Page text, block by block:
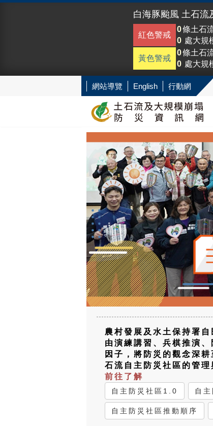
白海豚颱風 土石流
紅色警戒
0條土石
0 處大規
黃色警戒
0條土石
0 處大規
網站導覽 English 行動網
農村發展及水土保持署
由演練講習、兵棋推演
因子，將防災的觀念深
石流自主防災社區的管
前往了解
自主防災社區1.0 自
自主防災社區推動順序